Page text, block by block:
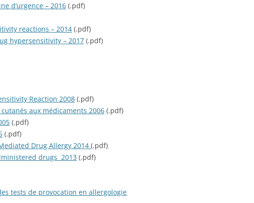
d’urgence – 2016 (.pdf)
reactions – 2014 (.pdf)
hypersensitivity – 2017 (.pdf)
Reaction 2008 (.pdf)
aux médicaments 2006 (.pdf)
(.pdf)
(.pdf)
Drug Allergy 2014 (.pdf)
drugs 2013 (.pdf)
tests de provocation en allergologie